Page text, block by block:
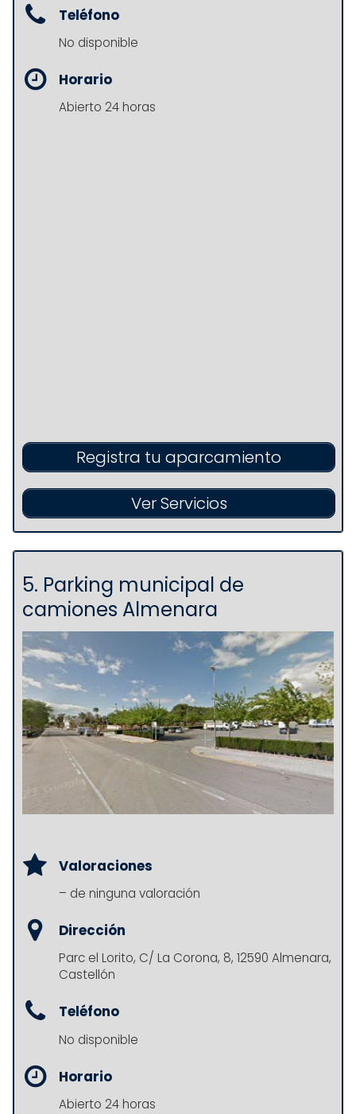
Teléfono
No disponible
Horario
Abierto 24 horas
Registra tu aparcamiento
Ver Servicios
5. Parking municipal de
camiones Almenara
Valoraciones
– de ninguna valoración
Dirección
Parc el Lorito, C/ La Corona, 8, 12590 Almenara,
Castellón
Teléfono
No disponible
Horario
Abierto 24 horas